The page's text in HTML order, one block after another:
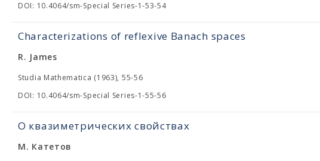
DOI: 10.4064/sm-Special Series-1-53-54
Characterizations of reflexive Banach spaces
R. James
Studia Mathematica (1963), 55-56
DOI: 10.4064/sm-Special Series-1-55-56
О квазиметрических свойствах
М. Катетов